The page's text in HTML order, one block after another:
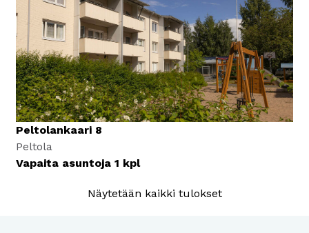
Peltolankaari 8
Peltola
Vapaita asuntoja 1 kpl
Näytetään kaikki tulokset